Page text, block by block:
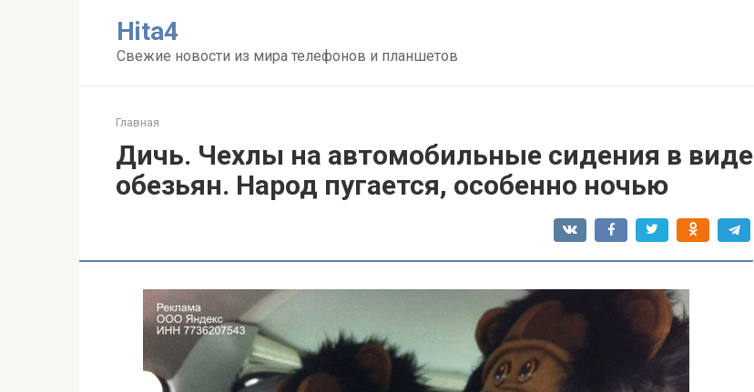
Нita4
Свежие новости из мира телефонов и планшетов
Главная
Дичь. Чехлы на автомобильные сидения в виде
обезьян. Народ пугается, особенно ночью